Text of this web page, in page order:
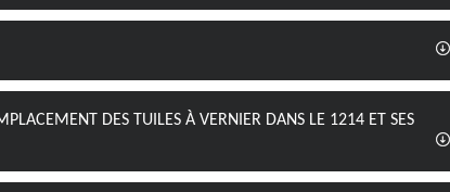
DES TUILES À VERNIER DANS LE 1214 ET SES